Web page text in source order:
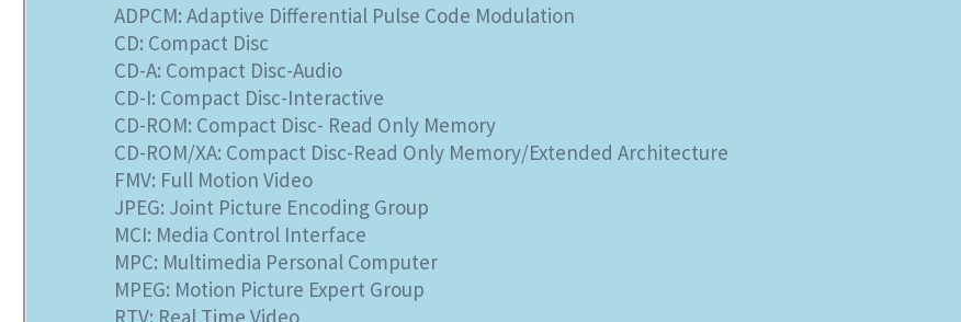
ADPCM: Adaptive Differential Pulse Code Modulation
CD: Compact Disc
CD-A: Compact Disc-Audio
CD-I: Compact Disc-Interactive
CD-ROM: Compact Disc- Read Only Memory
CD-ROM/XA: Compact Disc-Read Only Memory/Extended Architecture
FMV: Full Motion Video
JPEG: Joint Picture Encoding Group
MCI: Media Control Interface
MPC: Multimedia Personal Computer
MPEG: Motion Picture Expert Group
RTV: Real Time Video